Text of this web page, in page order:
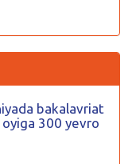
bakalavriat
300 yevro